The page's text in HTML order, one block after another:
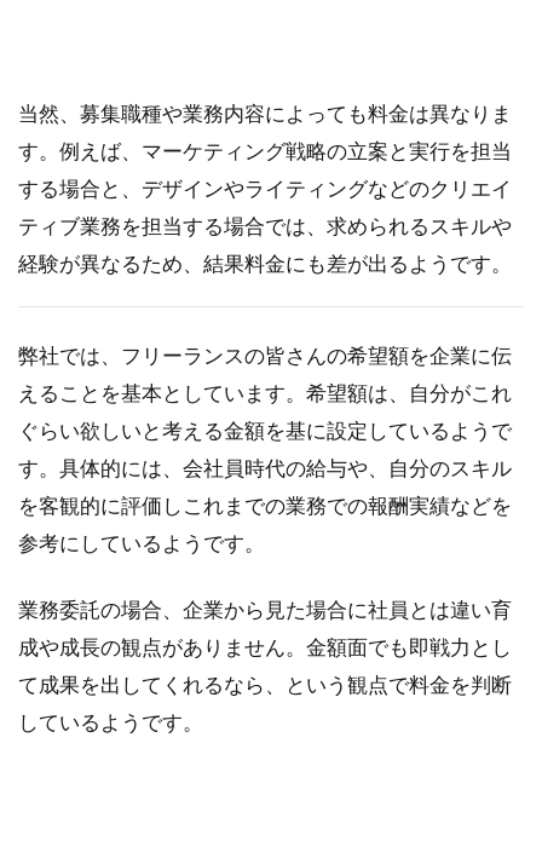
当然、募集職種や業務内容によっても料金は異なりま
す。例えば、マーケティング戦略の立案と実行を担当
する場合と、デザインやライティングなどのクリエイ
ティブ業務を担当する場合では、求められるスキルや
経験が異なるため、結果料金にも差が出るようです。
弊社では、フリーランスの皆さんの希望額を企業に伝
えることを基本としています。希望額は、自分がこれ
ぐらい欲しいと考える金額を基に設定しているようで
す。具体的には、会社員時代の給与や、自分のスキル
を客観的に評価しこれまでの業務での報酬実績などを
参考にしているようです。
業務委託の場合、企業から見た場合に社員とは違い育
成や成長の観点がありません。金額面でも即戦力とし
て成果を出してくれるなら、という観点で料金を判断
しているようです。